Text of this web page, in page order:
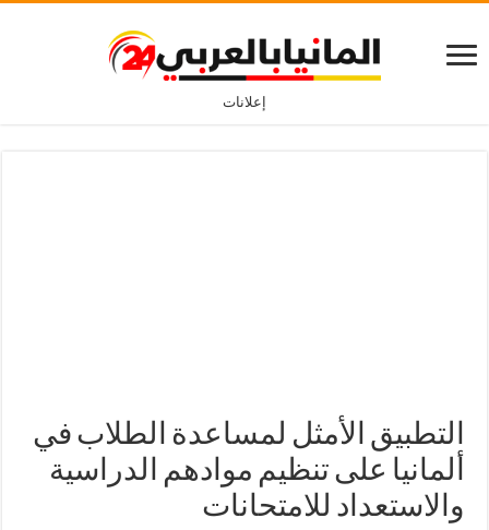
إعلانات
التطبيق الأمثل لمساعدة الطلاب في
ألمانيا على تنظيم موادهم الدراسية
والاستعداد للامتحانات